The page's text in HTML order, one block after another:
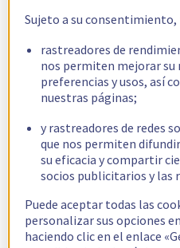
Sujeto a su
rastreadores de
nos permiten mejorar su
preferencias y usos, así
nuestras páginas;
y rastreadores de redes
que nos permiten
su eficacia y compartir
socios publicitarios y las
Puede aceptar todas las
personalizar sus opciones
haciendo clic en el enlace